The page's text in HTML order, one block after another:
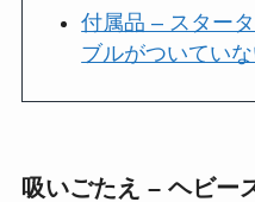
付属品 – スター
ブルがついてい
吸いごたえ – ヘビー